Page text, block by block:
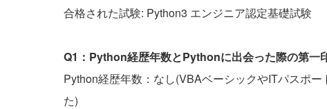
合格された試験: Python3 エンジニア認定基礎試験
Q1：Python経歴年数とPythonに出会った際の第一
Python経歴年数：なし(VBAベーシックやITパスポ
た)